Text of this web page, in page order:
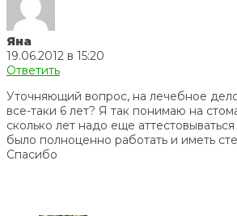
Яна
19.06.2012 в 15:20
Ответить
Уточняющий вопрос, на лечебное
все-таки 6 лет? Я так понимаю на
сколько лет надо еще
было полноценно работать и иметь
Спасибо